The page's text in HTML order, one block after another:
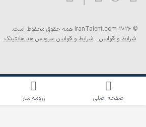
اطلاع‌رسانی شغلی را برای این جستجو فعال کنید
© 2026 IranTalent.com
همه حقوق محفوظ است.
شرایط و قوانین شرایط و قوانین سرویس هد هانتینگ
صفحه اصلی رزومه ساز